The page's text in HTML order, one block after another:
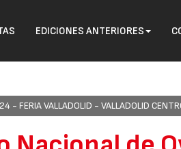
EDICIONES ANTERIORES
- FERIA VALLADOLID - VALLADOLID